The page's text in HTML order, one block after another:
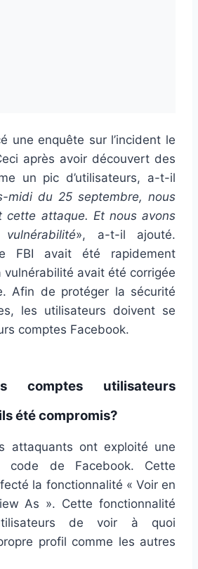
une enquête sur l’incident le
après avoir découvert des
un pic d’utilisateurs, a-t-il
midi du 25 septembre, nous
cette attaque. Et nous avons
», a-t-il ajouté.
FBI avait été rapidement
vulnérabilité avait été corrigée
Afin de protéger la sécurité
les utilisateurs doivent se
comptes Facebook.
comptes utilisateurs
été compromis?
attaquants ont exploité une
code de Facebook. Cette
la fonctionnalité « Voir en
As ». Cette fonctionnalité
de voir à quoi
profil comme les autres